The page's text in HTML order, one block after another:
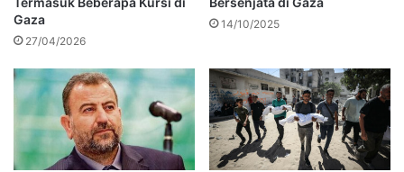
Gaza
27/04/2026
14/10/2025